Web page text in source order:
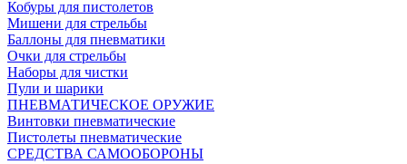
Кобуры для пистолетов
Мишени для стрельбы
Баллоны для пневматики
Очки для стрельбы
Наборы для чистки
Пули и шарики
ПНЕВМАТИЧЕСКОЕ ОРУЖИЕ
Винтовки пневматические
Пистолеты пневматические
СРЕДСТВА САМООБОРОНЫ